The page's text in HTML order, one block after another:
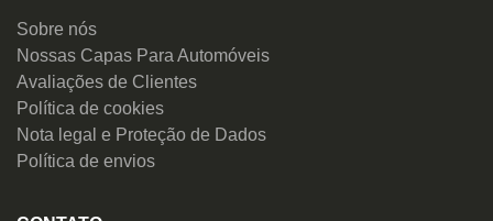
Sobre nós
Nossas Capas Para Automóveis
Avaliações de Clientes
Política de cookies
Nota legal e Proteção de Dados
Política de envios